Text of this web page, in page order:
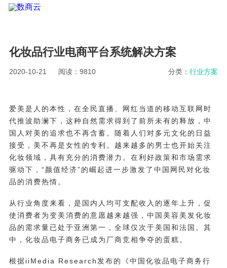
化妆品行业电商平台系统解决方案
2020-10-21 阅读：9810 分类：行业方案
爱美是人的本性，在全民直播、网红当道的移动互联网时
代推波助澜下，这种自然需求得到了前所未有的释放，中
国人对美的追求也不再含蓄。随着人们对多元文化的日益
接受，美不再是女性的专利。越来越多的男士也开始关注
化妆领域，具有充分的消费潜力。在利好政策和市场需求
驱动下，“颜值经济”的崛起进一步激发了中国网民对化妆
品的消费热情。
从行业角度来看，是国内人均可支配收入的逐年上升，促
使消费者为变美消费的意愿越来越强，中国美容美发化妆
品的需求量已处于亚洲第一，全球仅次于美国和法国。其
中，化妆品电子商务已成为厂商竞相争夺的蛋糕。
根据iiMedia Research发布的《中国化妆品电子商务行